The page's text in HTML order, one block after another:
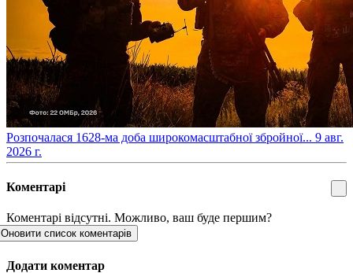
​Розпочалася 1628-ма доба широкомасштабної збройної... 9 авг.
2026 г.
Коментарі
Коментарі відсутні. Можливо, ваш буде першим?
Оновити список коментарів
Додати коментар